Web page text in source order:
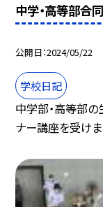
中学・高等部合
公開日 2024/05/22
学校日記
中学部・高等部の
ナー講座を受けま